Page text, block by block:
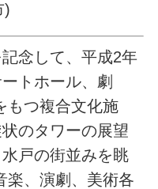
)
念して、平成2年
トホール、劇
もつ複合文化施
のタワーの展望
戸の街並みを眺
楽、演劇、美術各